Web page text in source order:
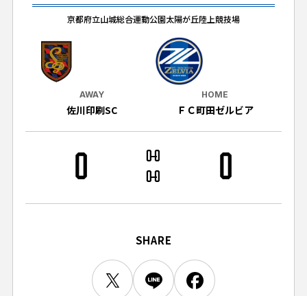
グッズ
ホームタウン活動
アカデミー
チケット購入手順
チケット販売スケジュール
️スタジアムを知る
スタジアムアクセス
スタジアムマップ
ビジターサポーターの皆様へ
車イスでの観戦
ＦＣ町田ゼルビアについて
選手・スタッフ紹介
ファンになるトップ
ファンクラブ
クラブゼルビスタへの入会
シーズンシート
ＦＣ町田ゼルビアをサポート
トレーニングの見学・ファンサービス
ボランティア
三輪緑山ベースを利用
三輪緑山ベースご利用案内
グッズを買う
グッズを買うトップ
オンラインストア
ホームタウントップ
ＦＣ町田ゼルビアスポーツクラブ
パートナートップ
利用規約 肖像権・ロゴについて
LINEミニアプリプライバシーポリシー
AWAY
佐川印刷SC
京都府立山城総合運動公園太陽が丘陸上競技場
HOME
ＦＣ町田ゼルビア
0 00
00 0
SHARE